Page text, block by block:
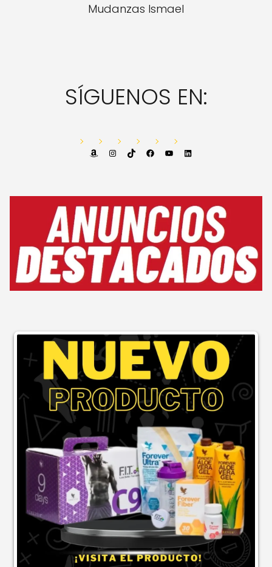
Mudanzas Ismael
SÍGUENOS EN:
AmazonInstagram
TikTok FacebookYouTube